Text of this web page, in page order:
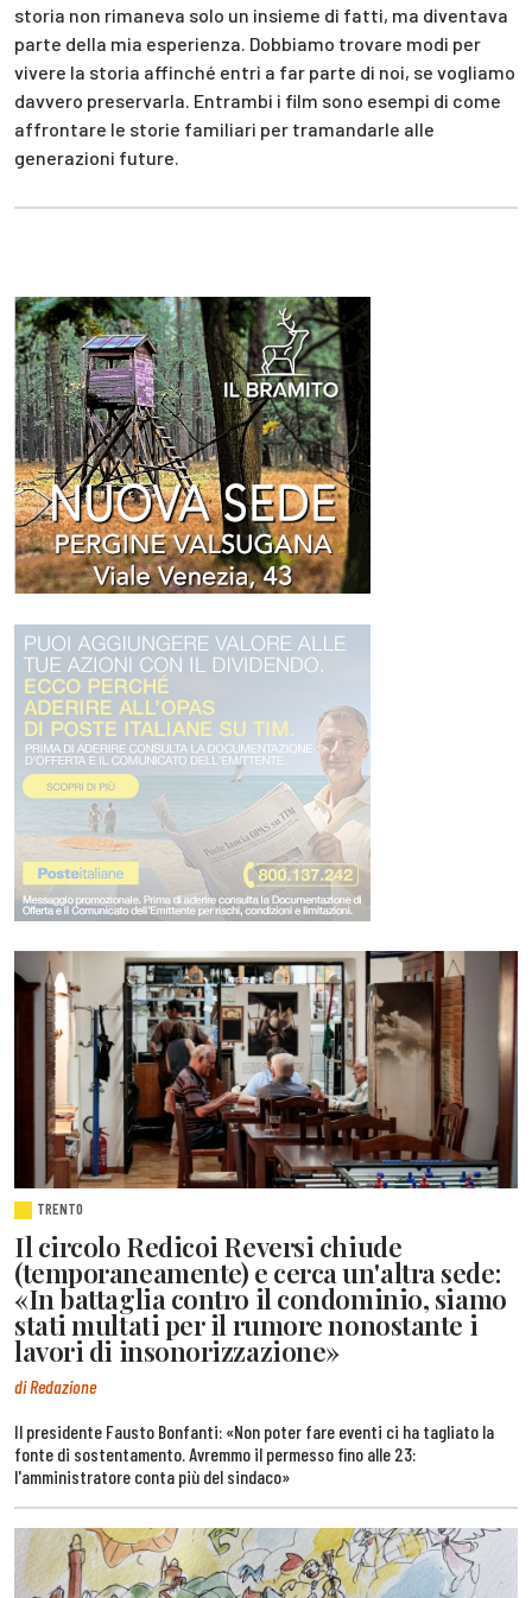
storia non rimaneva solo un insieme di fatti, ma diventava
parte della mia esperienza. Dobbiamo trovare modi per
vivere la storia affinché entri a far parte di noi, se vogliamo
davvero preservarla. Entrambi i film sono esempi di come
affrontare le storie familiari per tramandarle alle
generazioni future.
TRENTO
Il circolo Redicoi Reversi chiude
(temporaneamente) e cerca un'altra sede:
«In battaglia contro il condominio, siamo
stati multati per il rumore nonostante i
lavori di insonorizzazione»
di Redazione
Il presidente Fausto Bonfanti: «Non poter fare eventi ci ha tagliato la
fonte di sostentamento. Avremmo il permesso fino alle 23:
l'amministratore conta più del sindaco»